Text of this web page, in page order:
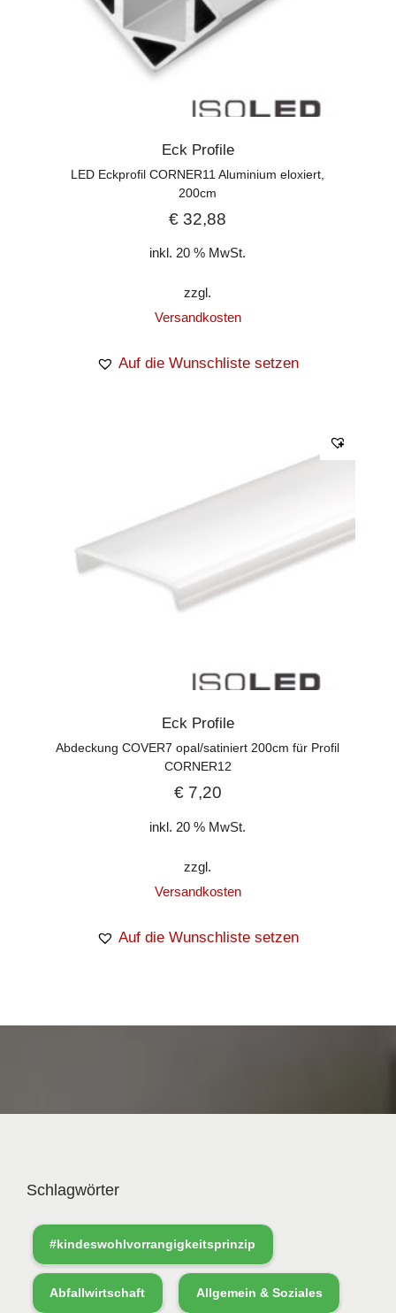
Eck Profile
LED Eckprofil CORNER11 Aluminium eloxiert,
200cm
€ 32,88
inkl. 20 % MwSt.
zzgl.
Versandkosten
Auf die Wunschliste setzen
Eck Profile
Abdeckung COVER7 opal/satiniert 200cm für Profil
CORNER12
€7,20
inkl. 20 % MwSt.
zzgl.
Versandkosten
Auf die Wunschliste setzen
Schlagwörter
#kindeswohlvorrangigkeitsprinzip
Abfallwirtschaft Allgemein & Soziales